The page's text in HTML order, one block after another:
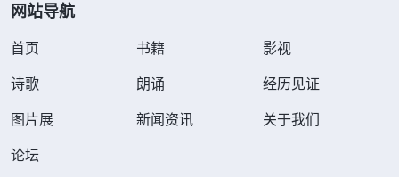
网站导航
首页 书籍
影视
诗歌
朗诵
经历见证
图片展
新闻资讯
关于我们
论坛